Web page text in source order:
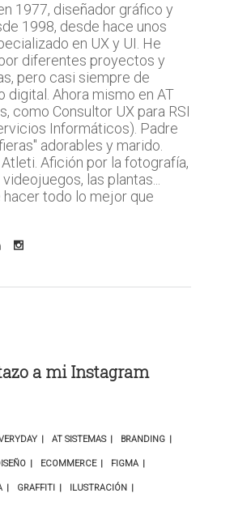
1977, diseñador gráfico y
1998, desde hace unos
en UX y UI. He
diferentes proyectos y
pero casi siempre de
digital. Ahora mismo en AT
como Consultor UX para RSI
Informáticos). Padre
adorables y marido.
Afición por la fotografía,
las plantas...
hacer todo lo mejor que
a mi Instagram
AT SISTEMAS BRANDING
ECOMMERCE FIGMA
GRAFFITI ILUSTRACIÓN